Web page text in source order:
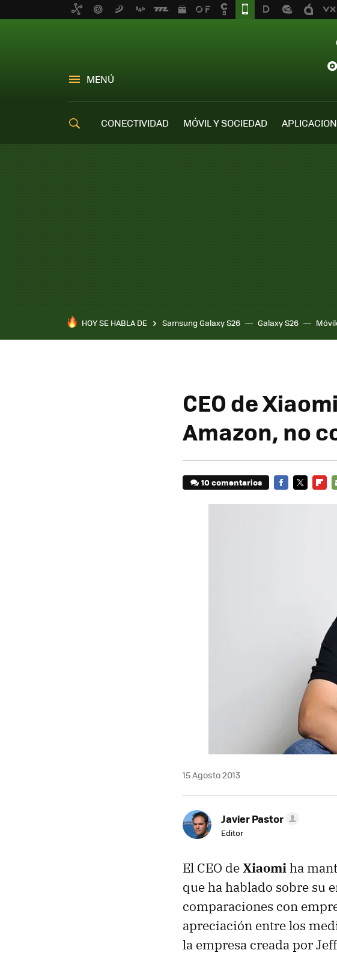
MENÚ
CONECTIVIDAD MÓVIL Y SOCIEDAD
HOY SE HABLA DE Samsung Galaxy S26 Galaxy S26
CEO de
Amazon, no
10 comentarios
15 Agosto 2013
Javier Pastor
Editor
El CEO deXiaomiha
que ha hablado sobre su
comparaciones con
apreciación entre los
la empresa creada por